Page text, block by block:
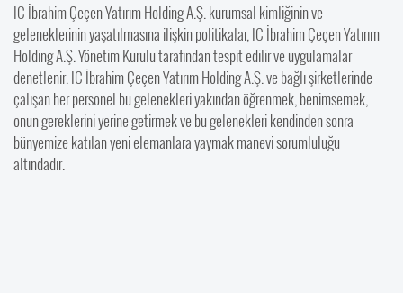
IC İbrahim Çeçen Yatırım Holding A.Ş. kurumsal kimliğinin ve
geleneklerinin yaşatılmasına ilişkin politikalar, IC İbrahim Çeçen Yatırım
Holding A.Ş. Yönetim Kurulu tarafından tespit edilir ve uygulamalar
denetlenir. IC İbrahim Çeçen Yatırım Holding A.Ş. ve bağlı şirketlerinde
çalışan her personel bu gelenekleri yakından öğrenmek, benimsemek,
onun gereklerini yerine getirmek ve bu gelenekleri kendinden sonra
bünyemize katılan yeni elemanlara yaymak manevi sorumluluğu
altındadır.